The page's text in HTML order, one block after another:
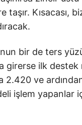
taşır. Kısacası,
bir de ters
girerse ilk
2.420 ve
işlem yapanlar